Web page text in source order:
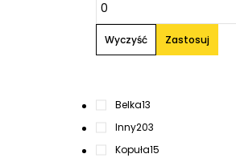
Wyczyść Zastosuj
Belka13
Inny203
Kopuła15